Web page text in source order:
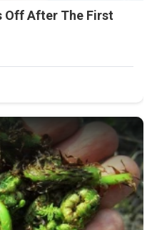
Off After The First